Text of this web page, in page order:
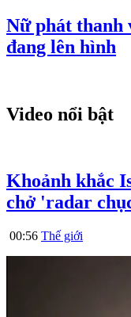
Nữ phát thanh
đang lên hình
Video nổi bật
Khoảnh khắc
chở 'radar
00:56 Thế giới